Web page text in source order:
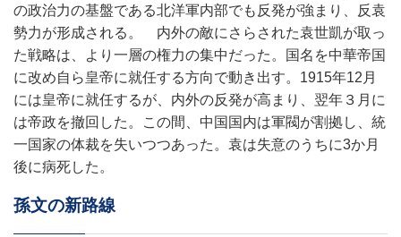
の政治力の基盤である北洋軍内部でも反発が強まり、反袁
勢力が形成される。 内外の敵にさらされた袁世凱が取っ
た戦略は、より一層の権力の集中だった。国名を中華帝国
に改め自ら皇帝に就任する方向で動き出す。1915年12月
には皇帝に就任するが、内外の反発が高まり、翌年３月に
は帝政を撤回した。この間、中国国内は軍閥が割拠し、統
一国家の体裁を失いつつあった。袁は失意のうちに3か月
後に病死した。
孫文の新路線